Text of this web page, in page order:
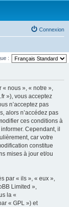
Connexion
:
« nous », « notre »,
»), vous acceptez
n’acceptez pas
alors n’accédez pas
ces conditions à
Cependant, il
car votre
constitue
mises à jour et/ou
par « ils », « eux »,
Limited »,
la «
« GPL ») et